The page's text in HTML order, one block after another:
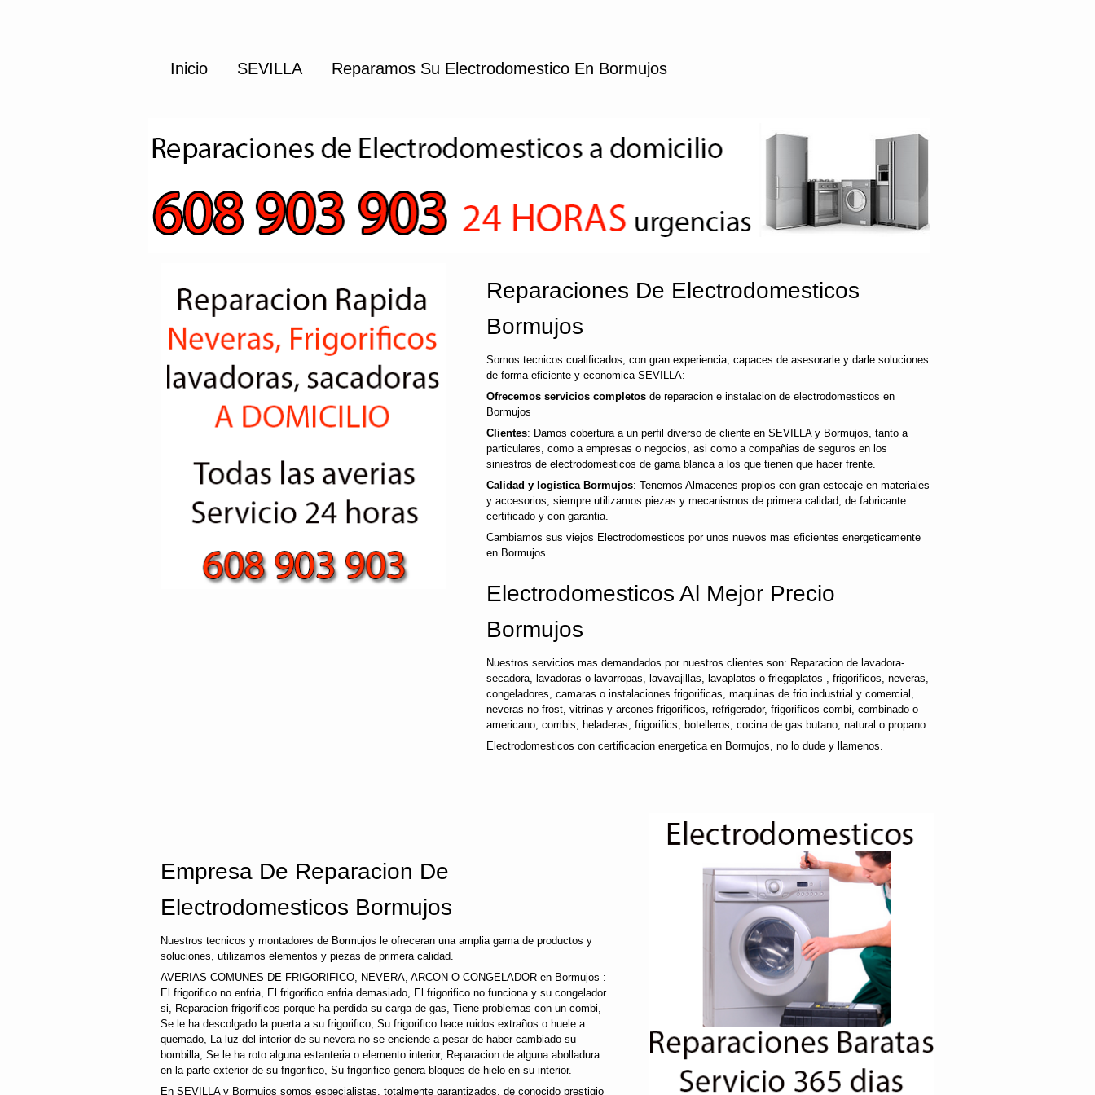
Inicio SEVILLA Reparamos Su Electrodomestico En Bormujos
Reparaciones De Electrodomesticos
Bormujos
Somos tecnicos cualificados, con gran experiencia, capaces de asesorarle y darle soluciones
de forma eficiente y economica SEVILLA:
Ofrecemos servicios completos de reparacion e instalacion de electrodomesticos en
Bormujos
Clientes: Damos cobertura a un perfil diverso de cliente en SEVILLA y Bormujos, tanto a
particulares, como a empresas o negocios, asi como a compañias de seguros en los
siniestros de electrodomesticos de gama blanca a los que tienen que hacer frente.
Calidad y logistica Bormujos: Tenemos Almacenes propios con gran estocaje en materiales
y accesorios, siempre utilizamos piezas y mecanismos de primera calidad, de fabricante
certificado y con garantia.
Cambiamos sus viejos Electrodomesticos por unos nuevos mas eficientes energeticamente
en Bormujos.
Electrodomesticos Al Mejor Precio
Bormujos
Nuestros servicios mas demandados por nuestros clientes son: Reparacion de lavadora-
secadora, lavadoras o lavarropas, lavavajillas, lavaplatos o friegaplatos , frigorificos, neveras,
congeladores, camaras o instalaciones frigorificas, maquinas de frio industrial y comercial,
neveras no frost, vitrinas y arcones frigorificos, refrigerador, frigorificos combi, combinado o
americano, combis, heladeras, frigorifics, botelleros, cocina de gas butano, natural o propano
Electrodomesticos con certificacion energetica en Bormujos, no lo dude y llamenos.
Empresa De Reparacion De
Electrodomesticos Bormujos
Nuestros tecnicos y montadores de Bormujos le ofreceran una amplia gama de productos y
soluciones, utilizamos elementos y piezas de primera calidad.
AVERIAS COMUNES DE FRIGORIFICO, NEVERA, ARCON O CONGELADOR en Bormujos :
El frigorifico no enfria, El frigorifico enfria demasiado, El frigorifico no funciona y su congelador
si, Reparacion frigorificos porque ha perdida su carga de gas, Tiene problemas con un combi,
Se le ha descolgado la puerta a su frigorifico, Su frigorifico hace ruidos extraños o huele a
quemado, La luz del interior de su nevera no se enciende a pesar de haber cambiado su
bombilla, Se le ha roto alguna estanteria o elemento interior, Reparacion de alguna abolladura
en la parte exterior de su frigorifico, Su frigorifico genera bloques de hielo en su interior.
En SEVILLA y Bormujos somos especialistas, totalmente garantizados, de conocido prestigio